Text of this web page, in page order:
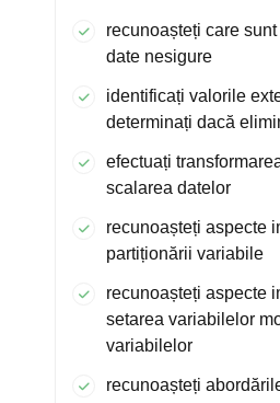
recunoașteți care
date nesigure
identificați valorile
determinați dacă
efectuați
scalarea datelor
recunoașteți aspecte
partiționării variabile
recunoașteți aspecte
setarea variabilelor
variabilelor
recunoașteți